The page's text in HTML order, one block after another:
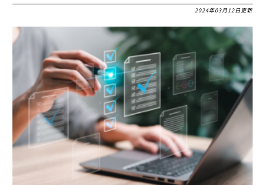
2024年03月12日更新